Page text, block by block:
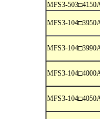
MFS3-
MFS3-
MFS3-
MFS3-
MFS3-